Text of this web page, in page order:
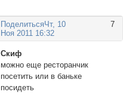
Поделиться 7
Чт, 10
Ноя 2011 16:32
Скиф
можно еще ресторанчик
посетить или в баньке
посидеть